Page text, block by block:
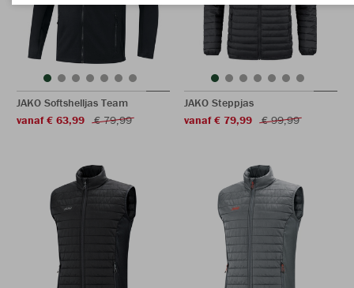
JAKO Softshelljas Team
vanaf € 63,99
€ 79,99
JAKO Steppjas
vanaf € 79,99
€ 99,99